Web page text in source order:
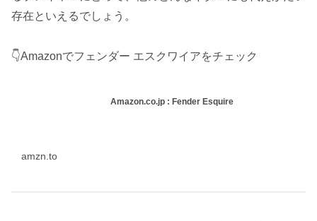
存在といえるでしょう。
👇Amazonでフェンダー エスクワイアをチェック
Amazon.co.jp : Fender Esquire
amzn.to